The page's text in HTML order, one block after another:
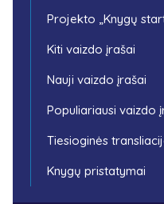
Projekto „Knygų
Kiti vaizdo įrašai
Nauji vaizdo įrašai
Populiariausi vaizdo
Tiesioginės
Knygų pristatymai